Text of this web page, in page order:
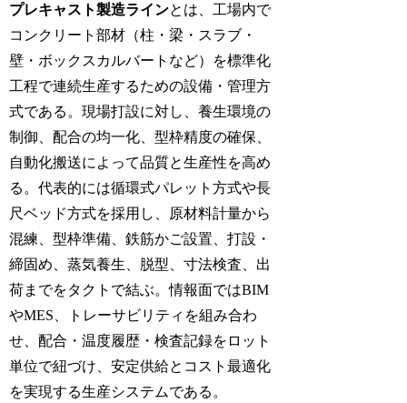
プレキャスト製造ラインとは、工場内で
コンクリート部材（柱・梁・スラブ・
壁・ボックスカルバートなど）を標準化
工程で連続生産するための設備・管理方
式である。現場打設に対し、養生環境の
制御、配合の均一化、型枠精度の確保、
自動化搬送によって品質と生産性を高め
る。代表的には循環式パレット方式や長
尺ベッド方式を採用し、原材料計量から
混練、型枠準備、鉄筋かご設置、打設・
締固め、蒸気養生、脱型、寸法検査、出
荷までをタクトで結ぶ。情報面ではBIM
やMES、トレーサビリティを組み合わ
せ、配合・温度履歴・検査記録をロット
単位で紐づけ、安定供給とコスト最適化
を実現する生産システムである。